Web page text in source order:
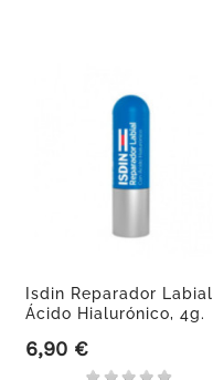
Isdin Reparador Labial
Ácido Hialurónico, 4g.
Precio
6,90 €